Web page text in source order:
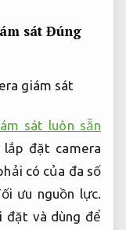
sát Đúng
sát luôn sẵn
lắp đặt camera
có của đa số
ưu nguồn lực.
đặt và dùng để